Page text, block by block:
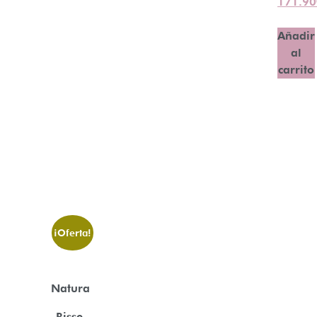
Añadir
al
carrito
¡Oferta!
Natura